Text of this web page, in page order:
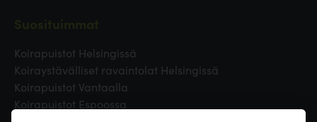
Koirapuistot Helsingissä
Koiraystävälliset ravaintolat Helsingissä
Koirapuistot Vantaalla
Koirapuistot Espoossa